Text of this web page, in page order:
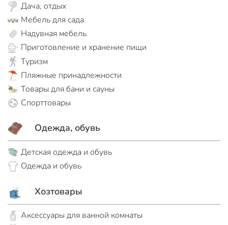
Дача, отдых
Мебель для сада
Надувная мебель
Приготовление и хранение пищи
Туризм
Пляжные принадлежности
Товары для бани и сауны
Спорттовары
Одежда, обувь
Детская одежда и обувь
Одежда и обувь
Хозтовары
Аксессуары для ванной комнаты